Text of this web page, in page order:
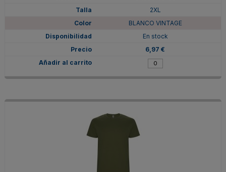
2XL
BLANCO VINTAGE
En stock
6,97 €